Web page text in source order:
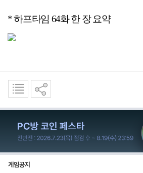
*하프타임 64화 한 장 요약
게임공지